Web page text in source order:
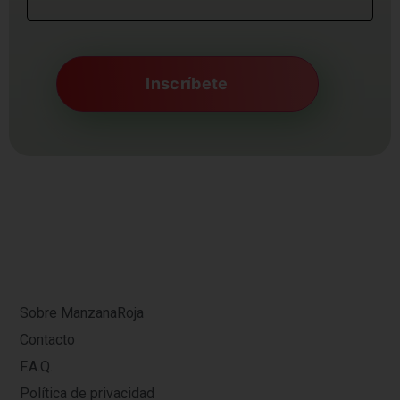
Sobre ManzanaRoja
Contacto
F.A.Q.
Política de privacidad